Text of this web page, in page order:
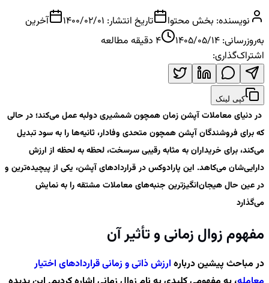
نویسنده: بخش محتوا تاریخ انتشار: 1400/02/01
آخرین
به‌روزرسانی: 1405/05/14
4 دقیقه مطالعه
اشتراک‌گذاری:
کپی لینک
در دنیای معاملات آپشن زمان همچون شمشیری دولبه عمل می‌کند؛ در حالی
که برای فروشندگان آپشن همچون متحدی وفادار، ثانیه‌ها را به سود تبدیل
می‌کند، برای خریداران به مثابه رقیبی سرسخت، لحظه به لحظه از ارزش
دارایی‌شان می‌کاهد. این پارادوکس در قراردادهای آپشن، یکی از پیچیده‌ترین و
در عین حال هیجان‌انگیزترین جنبه‌های معاملات مشتقه را به نمایش
می‌گذارد
مفهوم زوال زمانی و تأثیر آن
در مباحث پیشین درباره ارزش ذاتی و زمانی قراردادهای اختیار